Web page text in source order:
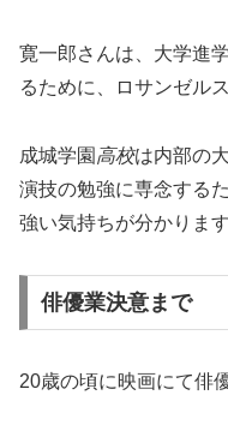
寛一郎さんは、大学進
るために、ロサンゼル
成城学園 高校は内部の
演技の勉強に専念する
強い気持ちが分かります
俳優業決意まで
20歳の頃に映画にて俳